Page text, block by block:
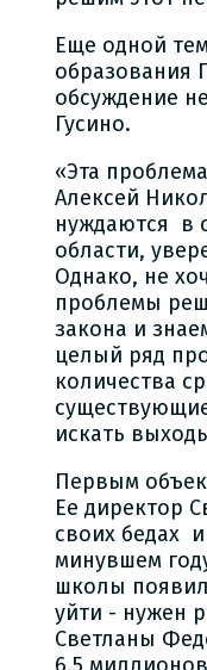
Еще одной
образования
обсуждение
Гусино.
«Эта
Алексей
нуждаются в
области,
Однако, не
проблемы
закона и
целый ряд
количества
искать
Первым
Ее директор
своих бедах
минувшем
школы
уйти - нужен
Светланы